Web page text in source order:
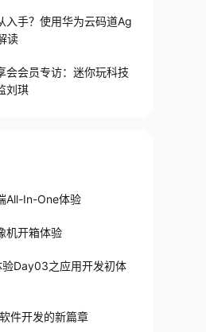
入手？使用华为云码道Ag
读
会会员专访：迷你玩科技
刘琪
All-In-One体验
机开箱体验
Day03之应用开发初体
件开发的新篇章